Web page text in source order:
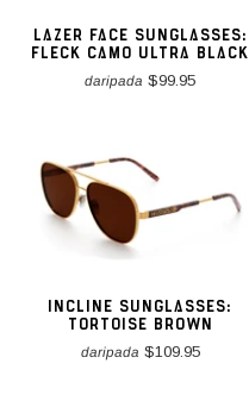
LAZER FACE SUNGLASSES:
FLECK CAMO ULTRA BLACK
daripada $99.95
INCLINE SUNGLASSES:
TORTOISE BROWN
daripada $109.95